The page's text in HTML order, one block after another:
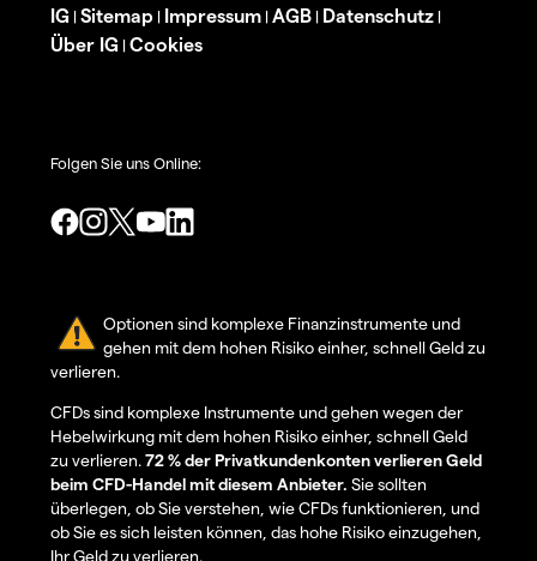
IG | Sitemap | Impressum | AGB | Datenschutz |
Über IG | Cookies
Folgen Sie uns Online:
Optionen sind komplexe Finanzinstrumente und
gehen mit dem hohen Risiko einher, schnell Geld zu
verlieren.
CFDs sind komplexe Instrumente und gehen wegen der
Hebelwirkung mit dem hohen Risiko einher, schnell Geld
zu verlieren.72 % der Privatkundenkonten verlieren Geld
beim CFD-Handel mit diesem Anbieter. Sie sollten
überlegen, ob Sie verstehen, wie CFDs funktionieren, und
ob Sie es sich leisten können, das hohe Risiko einzugehen,
Ihr Geld zu verlieren.